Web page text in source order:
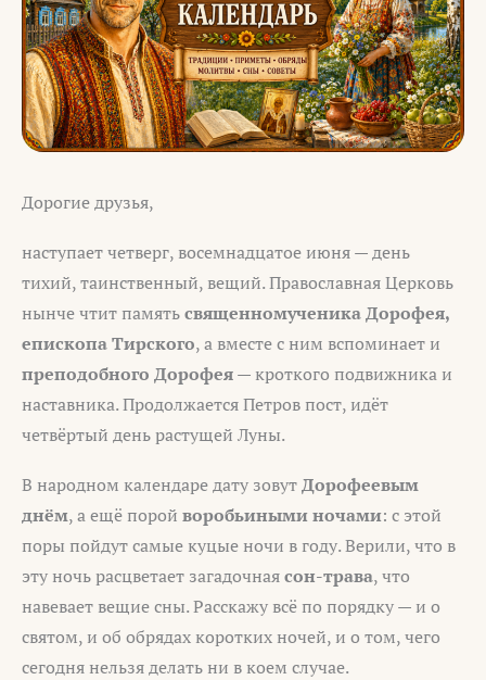
Дорогие друзья,
наступает четверг, восемнадцатое июня — день
тихий, таинственный, вещий. Православная Церковь
нынче чтит памятьсвященномученика Дорофея,
епископа Тирского, а вместе с ним вспоминает и
преподобного Дорофея— кроткого подвижника и
наставника. Продолжается Петров пост, идёт
четвёртый день растущей Луны.
В народном календаре дату зовутДорофеевым
днём, а ещё порой воробьиными ночами: с этой
поры пойдут самые куцые ночи в году. Верили, что в
эту ночь расцветает загадочнаясон-трава, что
навевает вещие сны. Расскажу всё по порядку — и о
святом, и об обрядах коротких ночей, и о том, чего
сегодня нельзя делать ни в коем случае.